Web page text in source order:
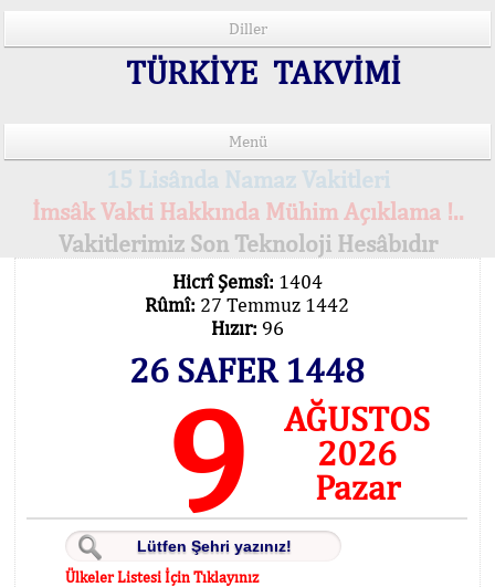
Diller
TÜRKİYE TAKVİMİ
Menü
15 Lisânda Namaz Vakitleri
İmsâk Vakti Hakkında Mühim Açıklama !..
Vakitlerimiz Son Teknoloji Hesâbıdır
Hicrî Şemsî: 1404
Rûmî: 27 Temmuz 1442
Hızır: 96
26 SAFER 1448
9
AĞUSTOS
2026
Pazar
Ülkeler Listesi İçin Tıklayınız